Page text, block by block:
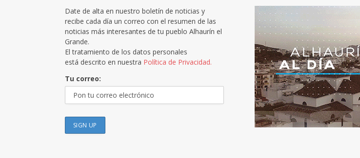
Date de alta en nuestro boletín de noticias y
recibe cada día un correo con el resumen de las
noticias más interesantes de tu pueblo Alhaurín el
Grande.
El tratamiento de los datos personales
está descrito en nuestra Política de Privacidad.
Tu correo: